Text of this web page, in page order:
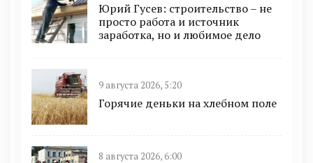
Юрий Гусев: строительство – не
просто работа и источник
заработка, но и любимое дело
9 августа 2026, 5:20
Горячие деньки на хлебном поле
8 августа 2026, 6:00